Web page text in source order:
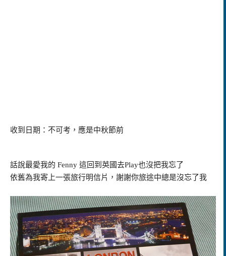
收到日期：不可考，應是中秋節前
話說最愛我的 Fenny 這回到英國去Play也沒把我忘了
依舊為我寄上一張旅行明信片，謝謝你旅途中總是沒忘了我